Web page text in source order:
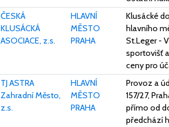
ČESKÁ
KLUSÁCKÁ
ASOCIACE, z.s.
HLAVNÍ
MĚSTO
PRAHA
Klusácké
hlavního
St.Leger -
sportovišť
ceny pro
TJ ASTRA
Zahradní Město,
z.s.
HLAVNÍ
MĚSTO
PRAHA
Provoz a
157/27,
přímo od
předchází